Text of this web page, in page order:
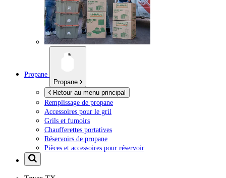
Propane
Propane
Retour au menu principal
Remplissage de propane
Accessoires pour le gril
Grils et fumoirs
Chaufferettes portatives
Réservoirs de propane
Pièces et accessoires pour réservoir